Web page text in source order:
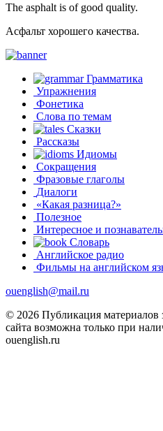
The asphalt is of good quality.
Асфальт хорошего качества.
Грамматика
Упражнения
Фонетика
Слова по темам
Сказки
Рассказы
Идиомы
Сокращения
Фразовые глаголы
Диалоги
«Какая разница?»
Полезное
Интересное и
Словарь
Английское радио
Фильмы на английском
ouenglish@mail.ru
© 2026 Публикация материалов
сайта возможна только при
ouenglish.ru